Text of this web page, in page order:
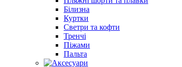
Білизна
Куртки
Светри та кофти
Тренчі
Піжами
Пальта